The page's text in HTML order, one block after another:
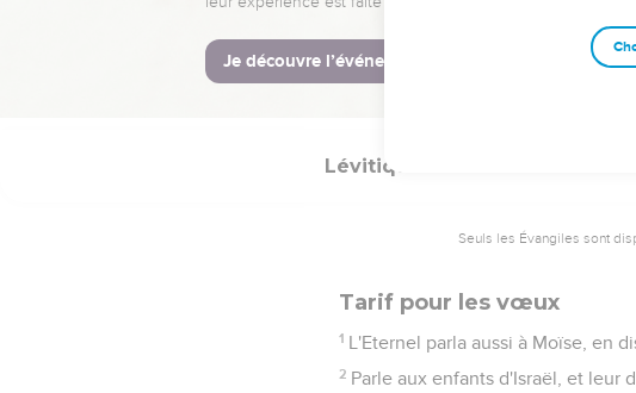
d'Egypte, à la vue des nations,
46 Ce sont là les ordonnances, les
Lévitique
Seuls les Évangiles sont
Tarif pour les vœux
1 L'Eternel parla aussi à Moïse, en
2 Parle aux enfants d'Israël, et leur